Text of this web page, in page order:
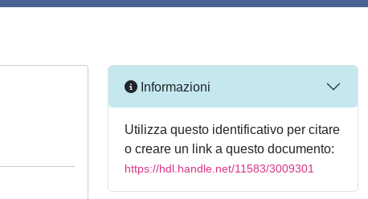
Informazioni
Utilizza questo identificativo per citare
o creare un link a questo documento:
https://hdl.handle.net/11583/3009301